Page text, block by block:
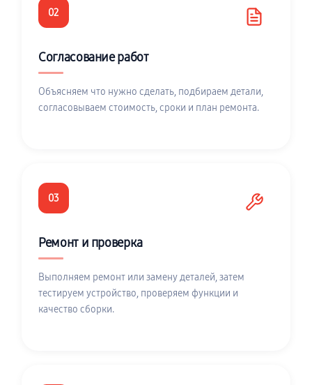
02
Согласование работ
Объясняем что нужно сделать, подбираем детали,
согласовываем стоимость, сроки и план ремонта.
03
Ремонт и проверка
Выполняем ремонт или замену деталей, затем
тестируем устройство, проверяем функции и
качество сборки.